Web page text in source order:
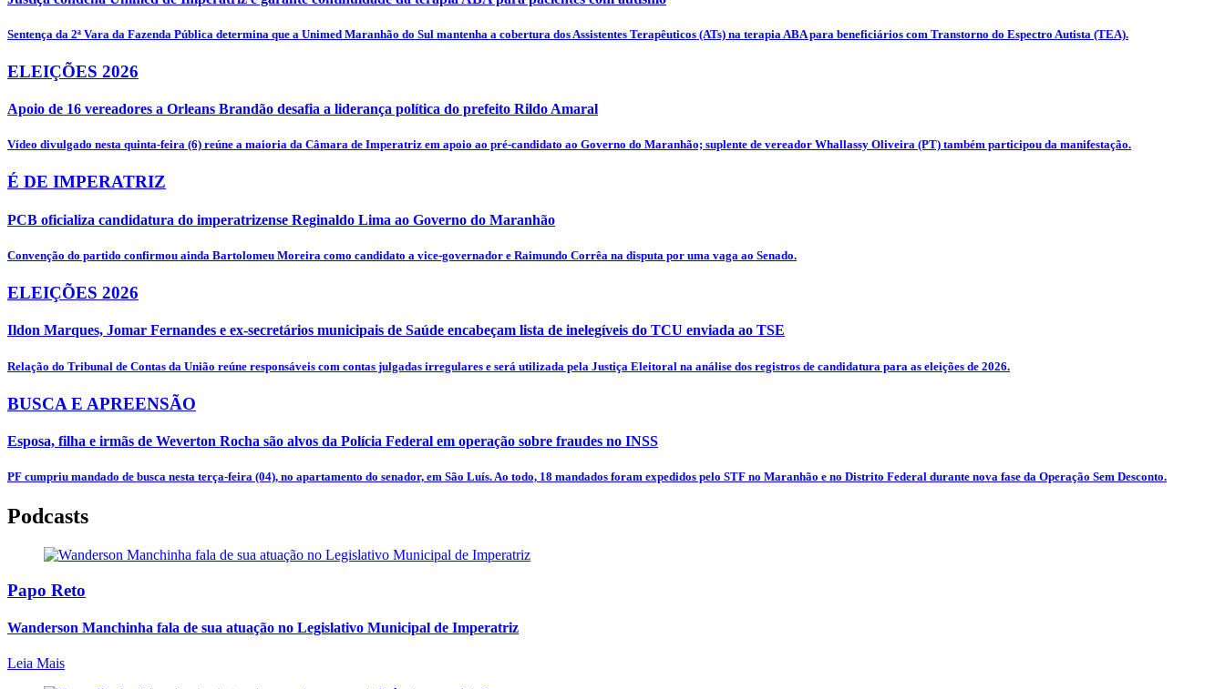
Sentença da 2ª Vara da Fazenda Pública determina que a Unimed Maranhão do Sul mantenha a cobertura dos Assistentes Terapêuticos (ATs) na terapia ABA para beneficiários com Transtorno do Espectro Autista (TEA).
ELEIÇÕES 2026
Apoio de 16 vereadores a Orleans Brandão desafia a liderança política do prefeito Rildo Amaral
Vídeo divulgado nesta quinta-feira (6) reúne a maioria da Câmara de Imperatriz em apoio ao pré-candidato ao Governo do Maranhão; suplente de vereador Whallassy Oliveira (PT) também participou da manifestação.
É DE IMPERATRIZ
PCB oficializa candidatura do imperatrizense Reginaldo Lima ao Governo do Maranhão
Convenção do partido confirmou ainda Bartolomeu Moreira como candidato a vice-governador e Raimundo Corrêa na disputa por uma vaga ao Senado.
ELEIÇÕES 2026
Ildon Marques, Jomar Fernandes e ex-secretários municipais de Saúde encabeçam lista de inelegíveis do TCU enviada ao TSE
Relação do Tribunal de Contas da União reúne responsáveis com contas julgadas irregulares e será utilizada pela Justiça Eleitoral na análise dos registros de candidatura para as eleições de 2026.
BUSCA E APREENSÃO
Esposa, filha e irmãs de Weverton Rocha são alvos da Polícia Federal em operação sobre fraudes no INSS
PF cumpriu mandado de busca nesta terça-feira (04), no apartamento do senador, em São Luís. Ao todo, 18 mandados foram expedidos pelo STF no Maranhão e no Distrito Federal durante nova fase da Operação Sem Desconto.
Podcasts
Papo Reto
Wanderson Manchinha fala de sua atuação no Legislativo Municipal de Imperatriz
Leia Mais